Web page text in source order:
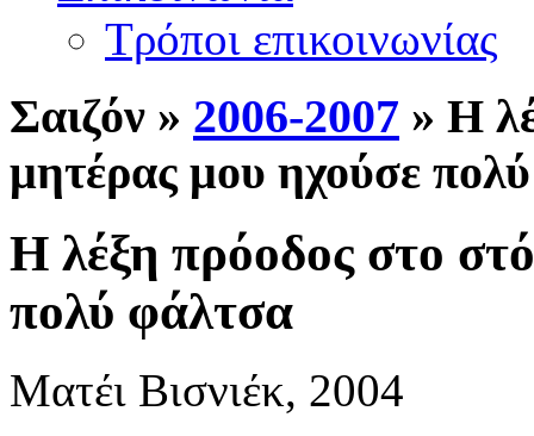
Τρόποι επικοινωνίας
Σαιζόν » 2006-2007 » Η
μητέρας μου ηχούσε
Η λέξη πρόοδος στο
πολύ φάλτσα
Ματέι Βισνιέκ, 2004